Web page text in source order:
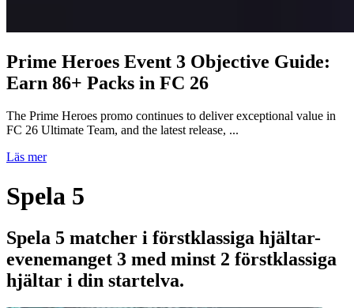
Prime Heroes Event 3 Objective Guide:
Earn 86+ Packs in FC 26
The Prime Heroes promo continues to deliver exceptional value in
FC 26 Ultimate Team, and the latest release, ...
Läs mer
Spela 5
Spela 5 matcher i förstklassiga hjältar-
evenemanget 3 med minst 2 förstklassiga
hjältar i din startelva.